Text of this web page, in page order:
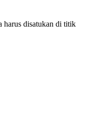
harus disatukan di titik